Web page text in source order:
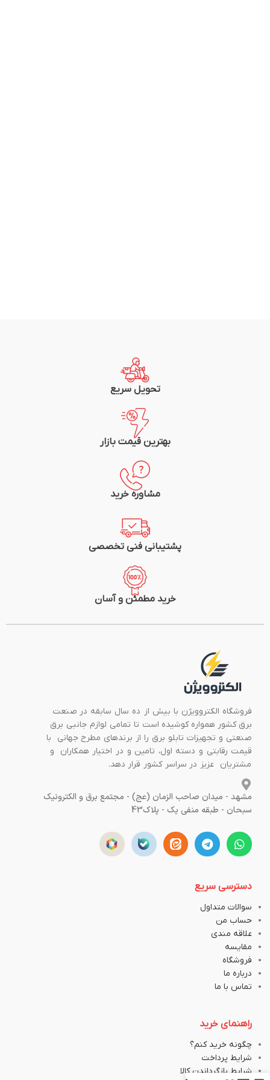
تحویل سریع
بهترین قیمت بازار
مشاوره خرید
پشتیبانی فنی تخصصی
خرید مطمئن و آسان
فروشگاه الکتروویژن با بیش از ده سال سابقه در صنعت
برق کشور همواره کوشیده است تا تمامی لوازم جانبی برق
صنعتی و تجهیزات تابلو برق را از برندهای مطرح جهانی با
قیمت رقابتی و دسته اول، تامین و در اختیار همکاران و
مشتریان عزیز در سراسر کشور قرار دهد.
مشهد - میدان صاحب الزمان (عج) - مجتمع برق و الکترونیک
سبحان - طبقه منفی یک - پلاک43
دسترسی سریع
سوالات متداول
حساب من
علاقه مندی
مقایسه
فروشگاه
درباره ما
تماس با ما
راهنمای خرید
چگونه خرید کنم؟
شرایط پرداخت
شرایط بازگرداندن کالا